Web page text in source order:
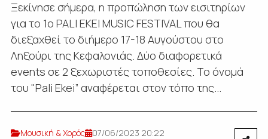
Ξεκίνησε σήμερα, η προπώληση των εισιτηρίων
για το 1ο PALI EKEI MUSIC FESTIVAL που θα
διεξαχθεί το διήμερο 17-18 Αυγούστου στο
Ληξούρι της Κεφαλονιάς. Δύο διαφορετικά
events σε 2 ξεχωριστές τοποθεσίες. Το όνομά
του "Pali Ekei” αναφέρεται στον τόπο της...
Μουσική & Χορός
07/06/2023 20:22